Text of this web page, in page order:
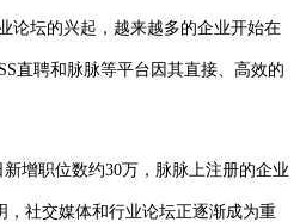
论坛的兴起，越来越多的企业开始在
直聘和脉脉等平台因其直接、高效的
增职位数约30万，脉脉上注册的企业
，社交媒体和行业论坛正逐渐成为重